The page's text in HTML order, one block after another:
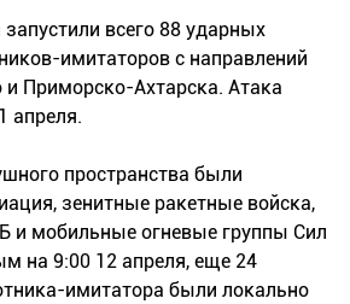
всего 88 ударных
имитаторов с направлений
и Приморско-Ахтарска. Атака
апреля.
пространства были
зенитные ракетные войска,
и мобильные огневые группы Сил
на 9:00 12 апреля, еще 24
имитатора были локально